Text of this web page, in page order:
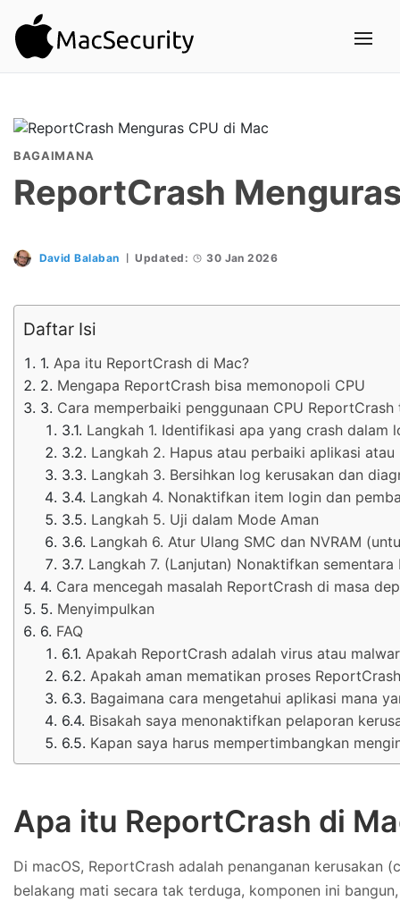
BAGAIMANA
ReportCrash
David Balaban Updated: 30 Jan 2026
Daftar Isi
Apa itu ReportCrash di Mac?
Mengapa ReportCrash bisa memonopoli CPU
Cara memperbaiki penggunaan CPU
Langkah 1. Identifikasi apa yang crash dalam
Langkah 2. Hapus atau perbaiki aplikasi
Langkah 3. Bersihkan log kerusakan dan
Langkah 4. Nonaktifkan item login dan
Langkah 5. Uji dalam Mode Aman
Langkah 6. Atur Ulang SMC dan NVRAM
Langkah 7. (Lanjutan) Nonaktifkan sementara
Cara mencegah masalah ReportCrash di masa
Menyimpulkan
FAQ
Apakah ReportCrash adalah virus atau
Apakah aman mematikan proses
Bagaimana cara mengetahui aplikasi mana
Bisakah saya menonaktifkan pelaporan
Kapan saya harus mempertimbangkan
Apa itu ReportCrash di
Di macOS, ReportCrash adalah penanganan
belakang mati secara tak terduga, komponen ini